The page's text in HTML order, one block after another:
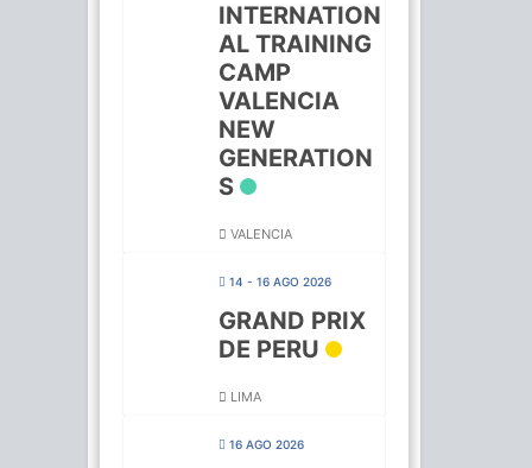
INTERNATION
AL TRAINING
CAMP
VALENCIA
NEW
GENERATION
S
VALENCIA
14 - 16 AGO 2026
GRAND PRIX
DE PERU
LIMA
16 AGO 2026